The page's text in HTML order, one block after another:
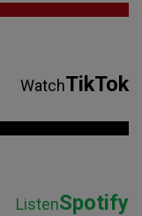
WatchTikTok
ListenSpotify